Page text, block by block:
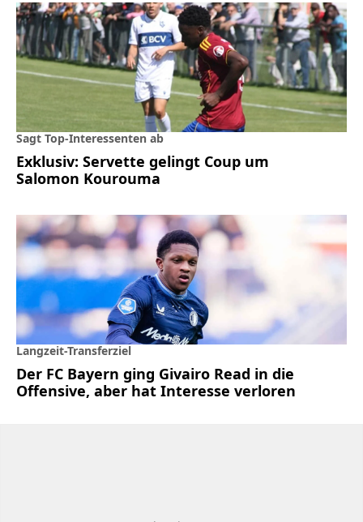
Sagt Top-Interessenten ab
Exklusiv: Servette gelingt Coup um
Salomon Kourouma
Langzeit-Transferziel
Der FC Bayern ging Givairo Read in die
Offensive, aber hat Interesse verloren